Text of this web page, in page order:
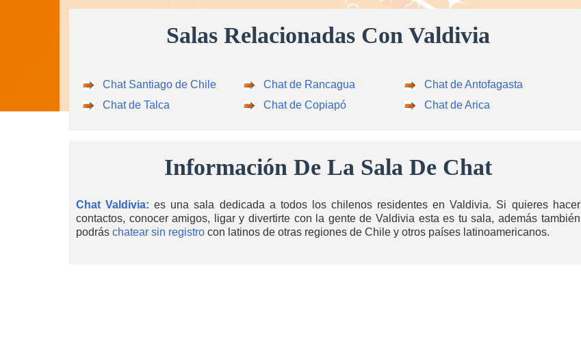
Salas Relacionadas Con Valdivia
Chat Santiago de Chile
Chat de Talca
Chat de Rancagua
Chat de Copiapó
Chat de Antofagasta
Chat de Arica
Información De La Sala De Chat
Chat Valdivia: es una sala dedicada a todos los chilenos residentes en Valdivia. Si quieres hacer
contactos, conocer amigos, ligar y divertirte con la gente de Valdivia esta es tu sala, además también
podrás chatear sin registro con latinos de otras regiones de Chile y otros países latinoamericanos.